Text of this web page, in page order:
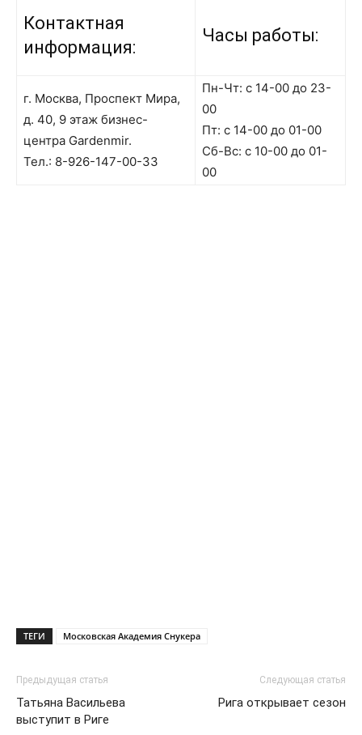
Контактная
информация:
Часы работы:
г. Москва, Проспект Мира,
д. 40, 9 этаж бизнес-
центра Gardenmir.
Тел.: 8-926-147-00-33
Пн-Чт: с 14-00 до 23-
00
Пт: с 14-00 до 01-00
Сб-Вс: с 10-00 до 01-
00
ТЕГИ Московская Академия Снукера
Предыдущая статья
Татьяна Васильева
выступит в Риге
Следующая статья
Рига открывает сезон